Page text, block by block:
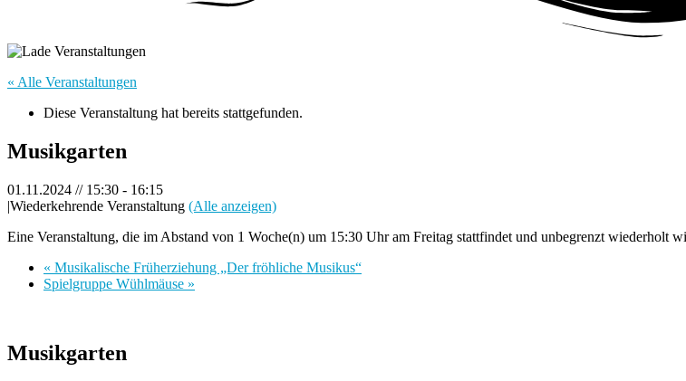
« Alle Veranstaltungen
Diese Veranstaltung hat bereits stattgefunden.
Musikgarten
01.11.2024 // 15:30 - 16:15
|Wiederkehrende Veranstaltung (Alle anzeigen)
Eine Veranstaltung, die im Abstand von 1 Woche(n) um 15:30 Uhr am Freitag stattfindet und unbegrenzt wiederholt
« Musikalische Früherziehung „Der fröhliche Musikus“
Spielgruppe Wühlmäuse »
Musikgarten